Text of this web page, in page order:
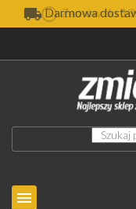
Darmowa
